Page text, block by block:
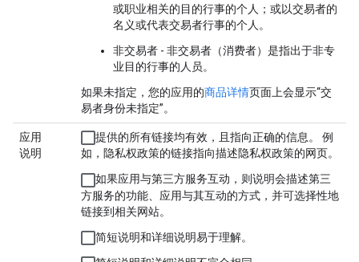
或职业相关的目的行事的个人；或以交易者的
名义或代表交易者行事的个人。
非交易者 - 非交易者（消费者）是指出于非专
业目的行事的人员。
如果未指定，您的应用的商品详情页面上会显示“交
易者身份未指定”。
应用
说明
提供的所有链接均有效，且指向正确的信息。 例
如，隐私权政策的链接指向描述隐私权政策的网页。
如果应用与第三方服务互动，则说明会描述第三
方服务的功能、应用与其互动的方式，并可选择性地
链接到相关网站。
简短说明和详细说明易于理解。